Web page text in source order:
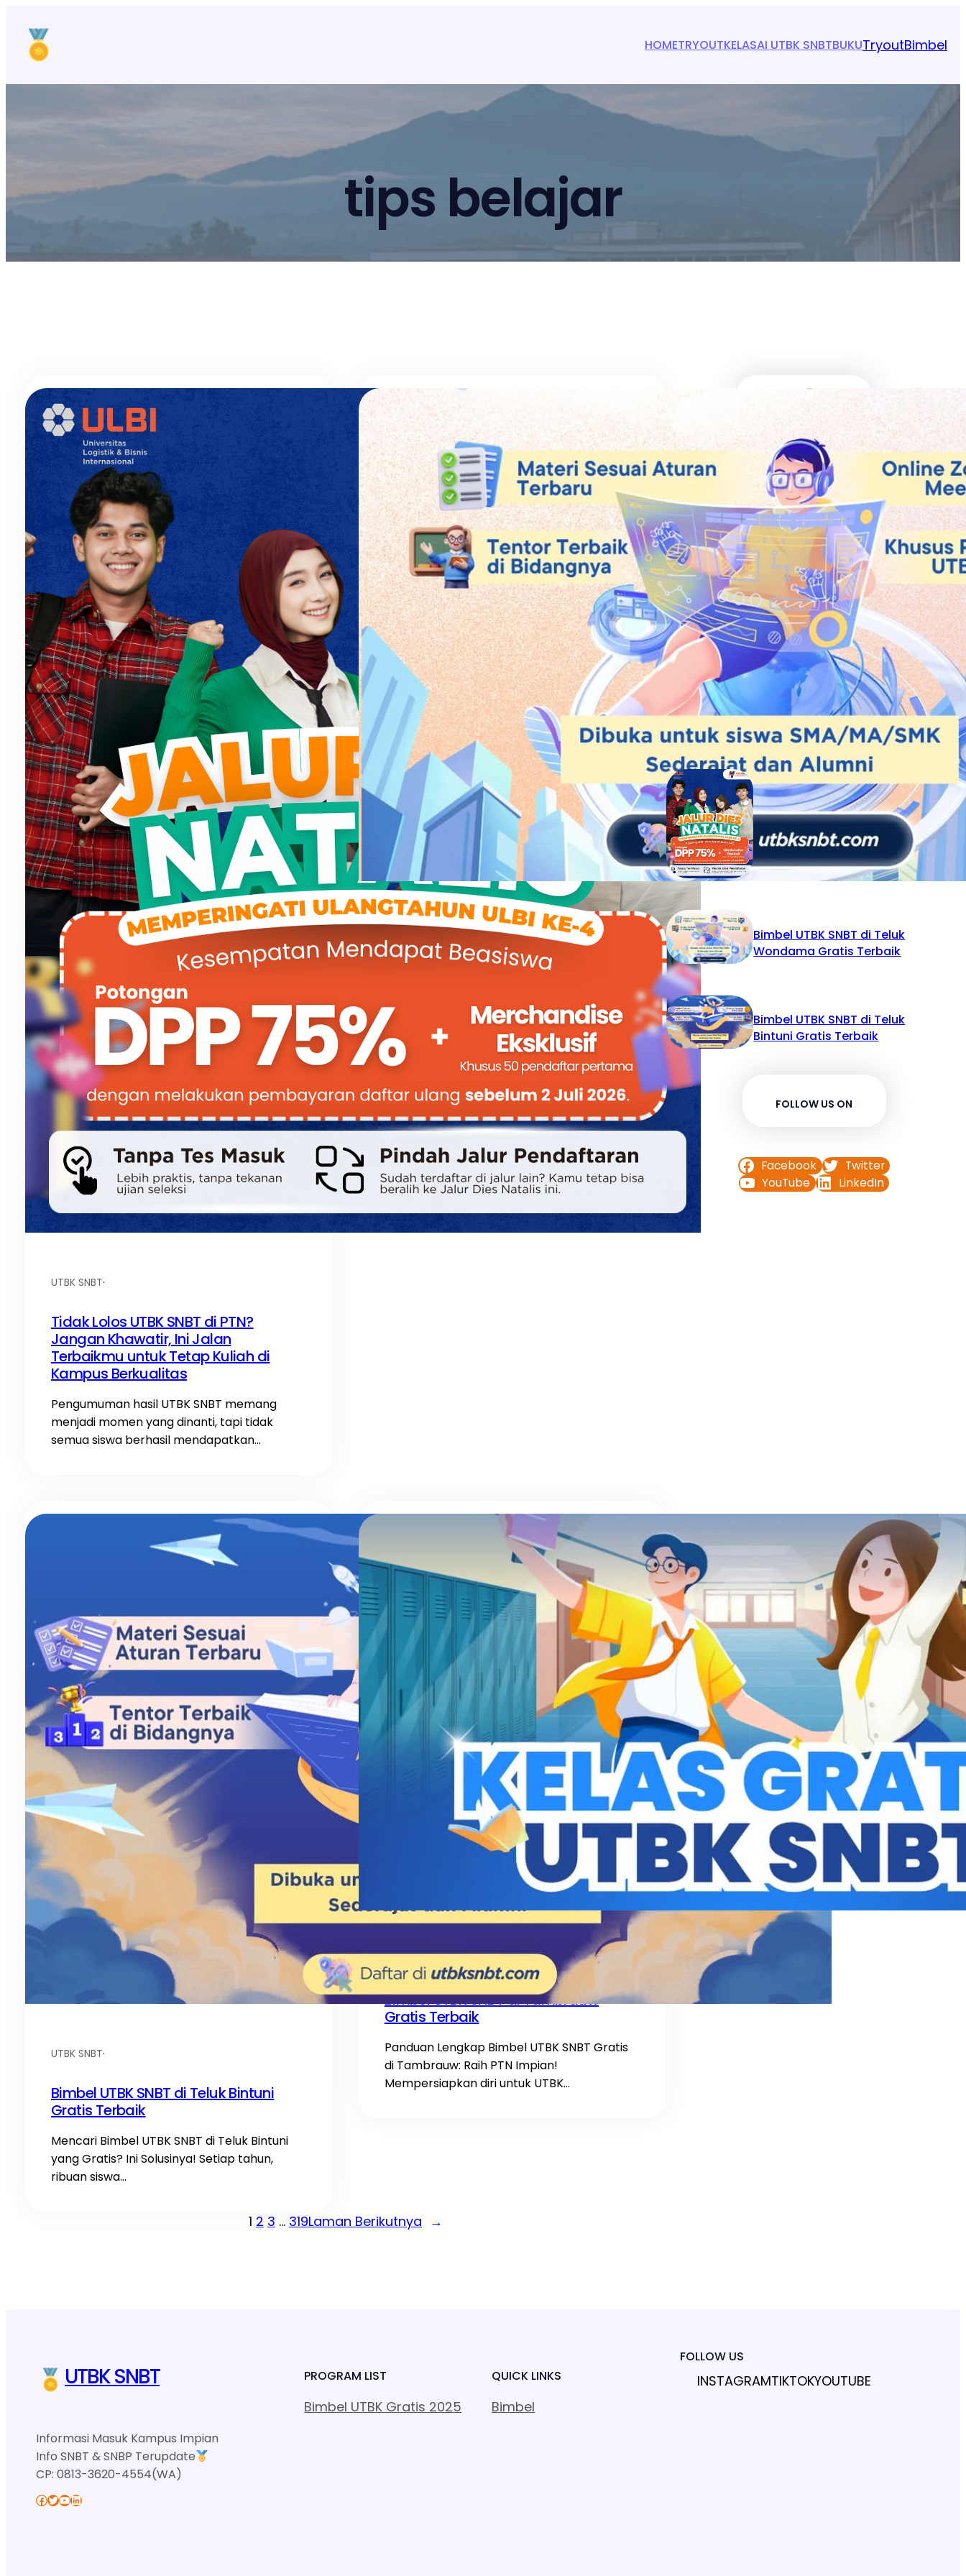
HOMETRYOUTKELASAI UTBK SNBTBUKUTryoutBimbel
tips belajar
UTBK SNBT·
Tidak Lolos UTBK SNBT di PTN?
Jangan Khawatir, Ini Jalan
Terbaikmu untuk Tetap Kuliah di
Kampus Berkualitas
Pengumuman hasil UTBK SNBT memang
menjadi momen yang dinanti, tapi tidak
semua siswa berhasil mendapatkan…
UTBK SNBT·
Bimbel UTBK SNBT di Teluk Wondama
Mencari Bimbel UTBK SNBT di Teluk
Wondama yang Gratis? Ini Solusinya! Setiap
tahun, ribuan siswa…
UTBK SNBT·
Bimbel UTBK SNBT di Teluk Bintuni
Gratis Terbaik
Mencari Bimbel UTBK SNBT di Teluk Bintuni
yang Gratis? Ini Solusinya! Setiap tahun,
ribuan siswa…
Bimbel UTBK SNBT di Tambrauw
Gratis Terbaik
Panduan Lengkap Bimbel UTBK SNBT Gratis
di Tambrauw: Raih PTN Impian!
Mempersiapkan diri untuk UTBK…
1 2 3 … 319Laman Berikutnya →
UTBK SNBT
MEDIA INFOMRASI TERUPDATE SEPUTAR KAMPUS
DAN UJIAN MASUK
Facebook Twitter YouTube LinkedIn
RECENT POSTS
Tidak Lolos UTBK SNBT di PTN?
Jangan Khawatir, Ini Jalan
Terbaikmu untuk Tetap Kuliah
di Kampus Berkualitas
Bimbel UTBK SNBT di Teluk
Wondama Gratis Terbaik
Bimbel UTBK SNBT di Teluk
Bintuni Gratis Terbaik
FOLLOW US ON
Facebook
Twitter
YouTube
LinkedIn
UTBK SNBT
Informasi Masuk Kampus Impian
Info SNBT & SNBP Terupdate
CP: 0813-3620-4554(WA)
Facebook Twitter YouTube LinkedIn
PROGRAM LIST
Bimbel UTBK Gratis 2025
QUICK LINKS
Bimbel
FOLLOW US
INSTAGRAMTIKTOKYOUTUBE